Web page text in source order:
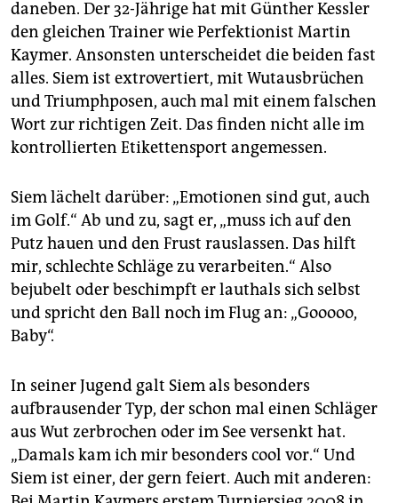
daneben. Der 32-Jährige hat mit Günther Kessler
den gleichen Trainer wie Perfektionist Martin
Kaymer. Ansonsten unterscheidet die beiden fast
alles. Siem ist extrovertiert, mit Wutausbrüchen
und Triumphposen, auch mal mit einem falschen
Wort zur richtigen Zeit. Das finden nicht alle im
kontrollierten Etikettensport angemessen.
Siem lächelt darüber: „Emotionen sind gut, auch
im Golf.“ Ab und zu, sagt er, „muss ich auf den
Putz hauen und den Frust rauslassen. Das hilft
mir, schlechte Schläge zu verarbeiten.“ Also
bejubelt oder beschimpft er lauthals sich selbst
und spricht den Ball noch im Flug an: „Gooooo,
Baby“.
In seiner Jugend galt Siem als besonders
aufbrausender Typ, der schon mal einen Schläger
aus Wut zerbrochen oder im See versenkt hat.
„Damals kam ich mir besonders cool vor.“ Und
Siem ist einer, der gern feiert. Auch mit anderen: